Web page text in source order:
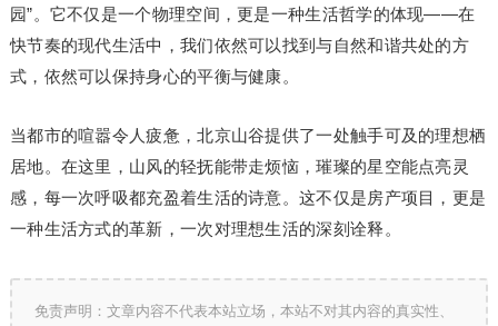
园”。它不仅是一个物理空间，更是一种生活哲学的体现——在
快节奏的现代生活中，我们依然可以找到与自然和谐共处的方
式，依然可以保持身心的平衡与健康。
当都市的喧嚣令人疲惫，北京山谷提供了一处触手可及的理想栖
居地。在这里，山风的轻抚能带走烦恼，璀璨的星空能点亮灵
感，每一次呼吸都充盈着生活的诗意。这不仅是房产项目，更是
一种生活方式的革新，一次对理想生活的深刻诠释。
免责声明：文章内容不代表本站立场，本站不对其内容的真实性、